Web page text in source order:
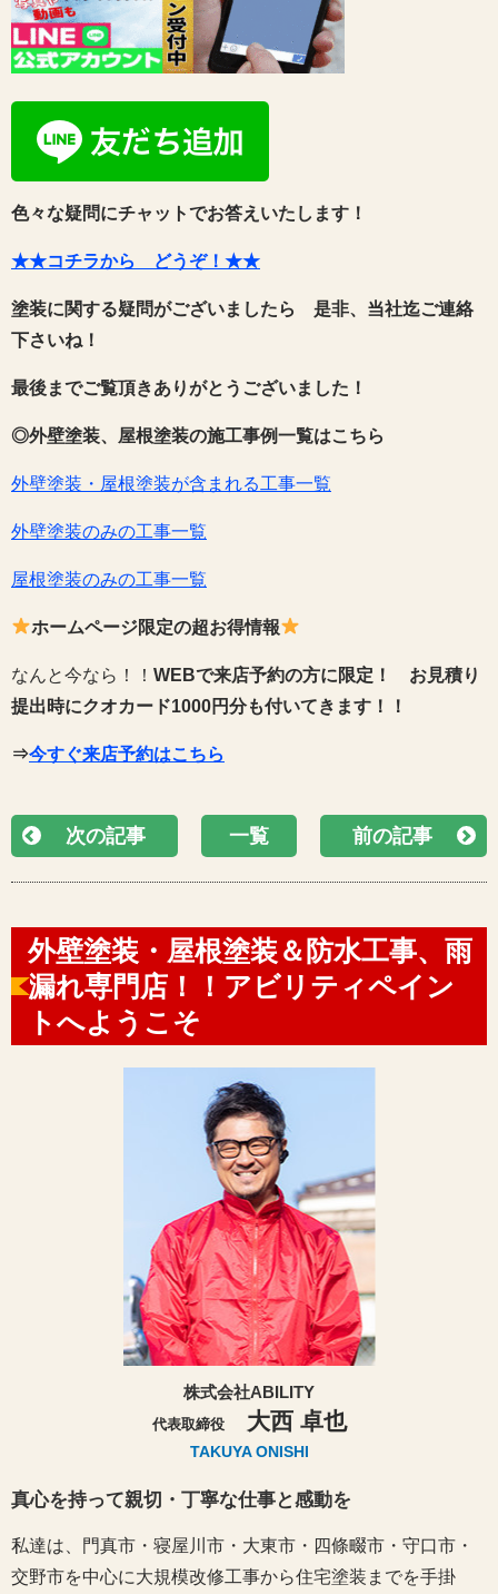
色々な疑問にチャットでお答えいたします！
★★コチラから どうぞ！★★
塗装に関する疑問がございましたら 是非、当社迄ご連絡
下さいね！
最後までご覧頂きありがとうございました！
◎外壁塗装、屋根塗装の施工事例一覧はこちら
外壁塗装・屋根塗装が含まれる工事一覧
外壁塗装のみの工事一覧
屋根塗装のみの工事一覧
ホームページ限定の超お得情報
なんと今なら！！ WEBで来店予約の方に限定！
お見積り
提出時にクオカード1000円分も付いてきます！！
⇒今すぐ来店予約はこちら
次の記事 一覧 前の記事
外壁塗装・屋根塗装＆防水工事、雨
漏れ専門店！！アビリティペイン
トへようこそ
株式会社ABILITY
代表取締役 大西 卓也
TAKUYA ONISHI
真心を持って親切・丁寧な仕事と感動を
私達は、門真市・寝屋川市・大東市・四條畷市・守口市・
交野市を中心に大規模改修工事から住宅塗装までを手掛